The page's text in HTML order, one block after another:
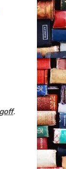
.